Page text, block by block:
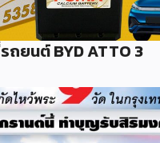
ถยนต์ BYD ATTO 3